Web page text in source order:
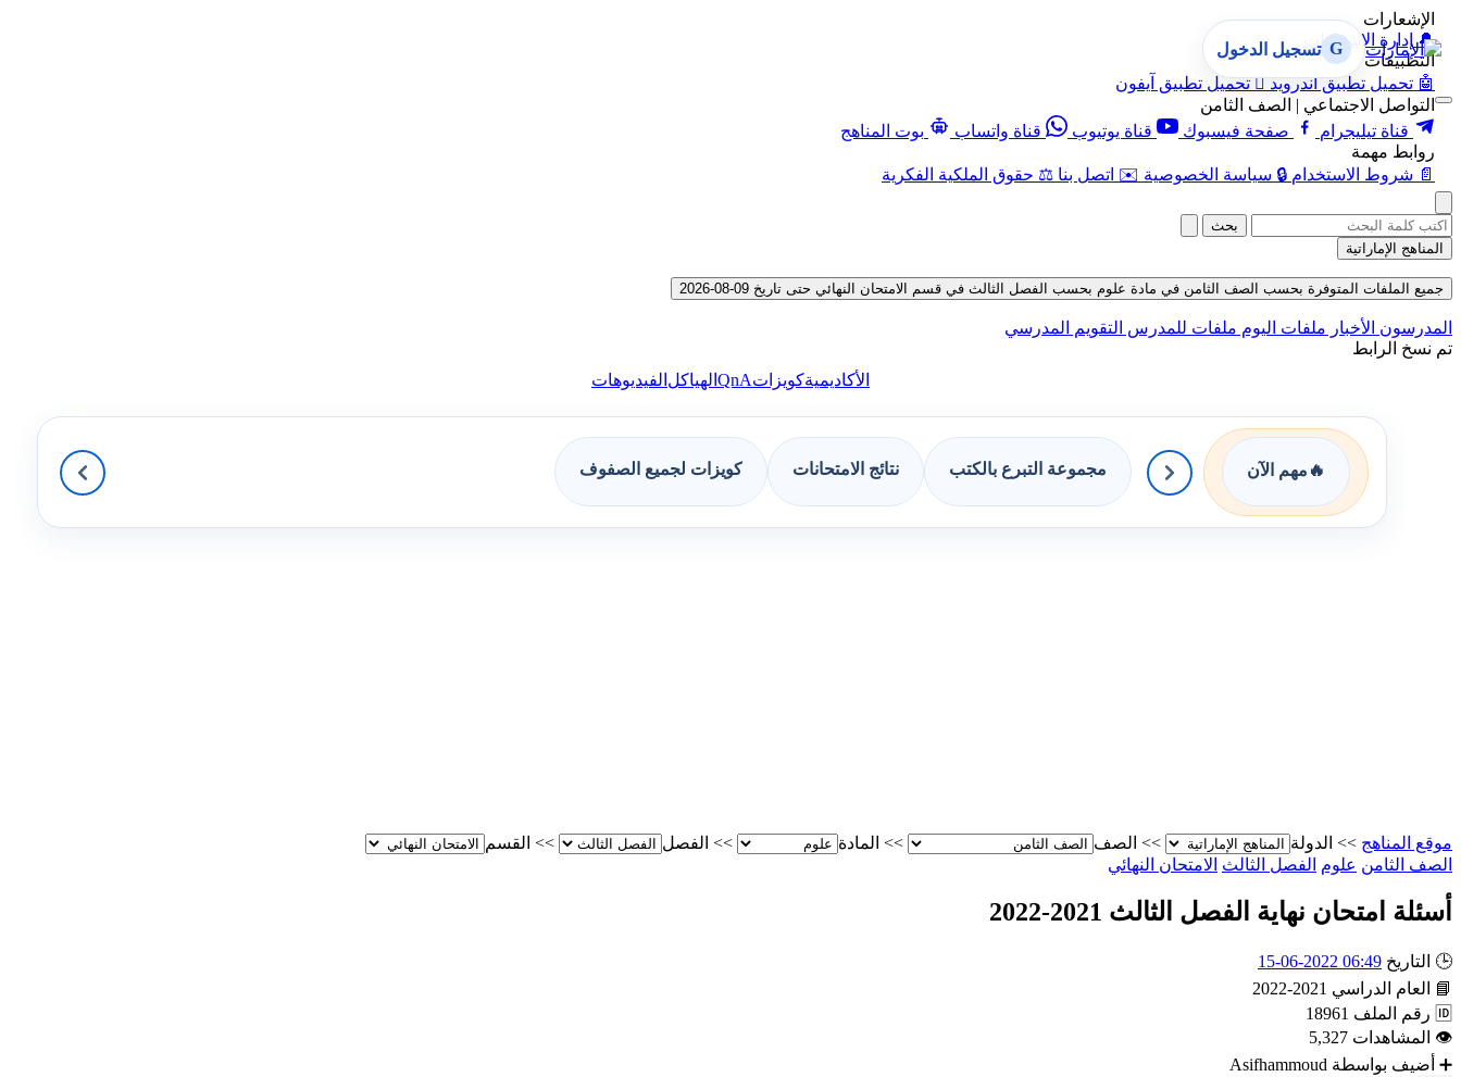
الإشعارات
🔔 إدارة الإشعارات
التطبيقات
🤖 تحميل تطبيق أندرويد  تحميل تطبيق آيفون
التواصل الاجتماعي | الصف الثامن
قناة تيليجرام
صفحة فيسبوك قناة يوتيوب قناة واتساب
بوت المناهج
روابط مهمة
📄 شروط الاستخدام 🔒 سياسة الخصوصية ✉️ اتصل بنا ⚖️ حقوق الملكية الفكرية
G تسجيل الدخول
بحث
المناهج الإماراتية
جميع الملفات المتوفرة بحسب الصف الثامن في مادة علوم بحسب الفصل الثالث في قسم الامتحان النهائي حتى تاريخ 09-08-2026
المدرسون الأخبار ملفات اليوم ملفات للمدرس التقويم المدرسي
تم نسخ الرابط
الأكاديميةكويزاتQnA الهياكل الفيديوهات
🔥 مهم الآن مجموعة التبرع بالكتب نتائج الامتحانات كويزات لجميع الصفوف
موقع المناهج >> الدولة >> الصف >> المادة >> الفصل >> القسم
الصف الثامن علوم الفصل الثالث الامتحان النهائي
أسئلة امتحان نهاية الفصل الثالث 2021-2022
🕒 التاريخ 06:49 2022-06-15
📘
العام الدراسي 2021-2022
🆔 رقم الملف 18961
👁 المشاهدات 5,327
➕ أضيف بواسطة Asifhammoud